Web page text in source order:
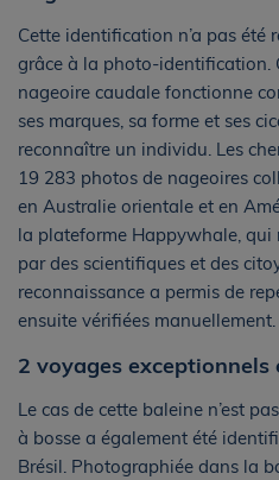
Cette identification n’a pas été
grâce à la photo-identification.
nageoire caudale fonctionne
ses marques, sa forme et ses
reconnaître un individu. Les
19 283 photos de nageoires
en Australie orientale et en
la plateforme Happywhale, qui
par des scientifiques et des
reconnaissance a permis de
ensuite vérifiées manuellement.
2 voyages exceptionnels
Le cas de cette baleine n’est
à bosse a également été
Brésil. Photographiée dans la